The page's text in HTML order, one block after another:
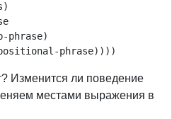
phrase)
Изменится ли поведение
местами выражения в